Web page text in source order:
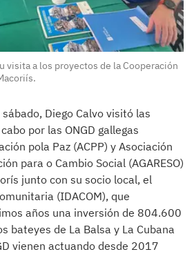
visita a los proyectos de la Cooperación
Diego Calvo visitó las
por las ONGD gallegas
pola Paz (ACPP) y Asociación
para o Cambio Social (AGARESO)
junto con su socio local, el
(IDACOM), que
años una inversión de 804.600
bateyes de La Balsa y La Cubana
vienen actuando desde 2017